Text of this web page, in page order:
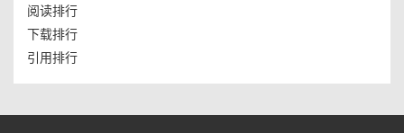
阅读排行
下载排行
引用排行